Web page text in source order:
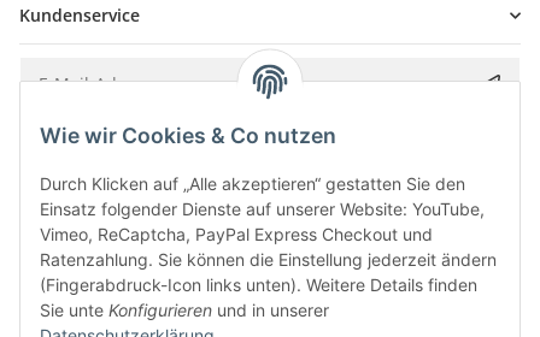
Kundenservice
Bitte senden Sie mir entsprechend IhrerDatenschutzerklärung
Wie wir Cookies & Co nutzen
Durch Klicken auf „Alle akzeptieren“ gestatten Sie den
Einsatz folgender Dienste auf unserer Website: YouTube,
Vimeo, ReCaptcha, PayPal Express Checkout und
Ratenzahlung. Sie können die Einstellung jederzeit ändern
(Fingerabdruck-Icon links unten). Weitere Details finden
Sie unte Konfigurieren und in unserer